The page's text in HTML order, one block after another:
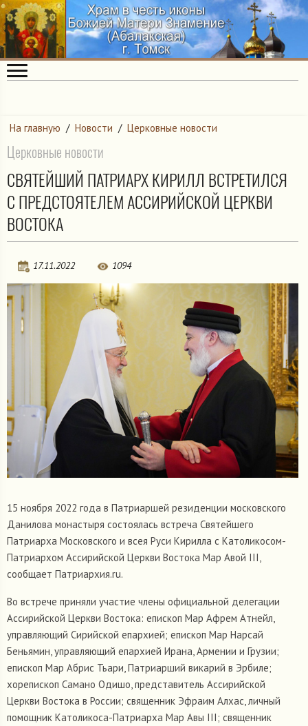
На главную / Новости / Церковные новости
Церковные новости
СВЯТЕЙШИЙ ПАТРИАРХ КИРИЛЛ ВСТРЕТИЛСЯ
С ПРЕДСТОЯТЕЛЕМ АССИРИЙСКОЙ ЦЕРКВИ
ВОСТОКА
17.11.2022 1094
15 ноября 2022 года в Патриаршей резиденции московского
Данилова монастыря состоялась встреча Святейшего
Патриарха Московского и всея Руси Кирилла с Католикосом-
Патриархом Ассирийской Церкви Востока Мар Авой III,
сообщает Патриархия.ru.
Во встрече приняли участие члены официальной делегации
Ассирийской Церкви Востока: епископ Мар Афрем Атнейл,
управляющий Сирийской епархией; епископ Мар Нарсай
Беньямин, управляющий епархией Ирана, Армении и Грузии;
епископ Мар Абрис Тьари, Патриарший викарий в Эрбиле;
хорепископ Самано Одишо, представитель Ассирийской
Церкви Востока в России; священник Эфраим Алхас, личный
помощник Католикоса-Патриарха Мар Авы III; священник